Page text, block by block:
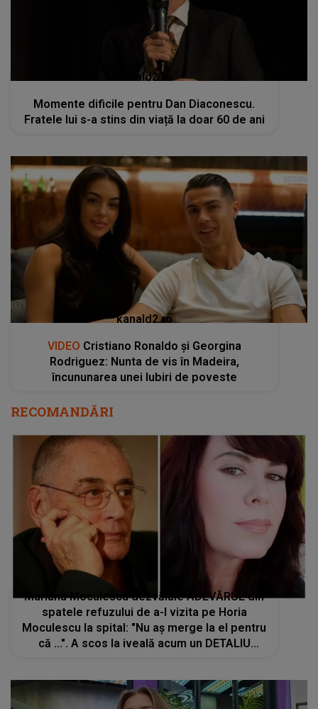
kanald2.ro
Momente dificile pentru Dan Diaconescu.
Fratele lui s-a stins din viață la doar 60 de ani
kanald2.ro
VIDEO Cristiano Ronaldo și Georgina
Rodriguez: Nunta de vis în Madeira,
încununarea unei Iubiri de poveste
RECOMANDĂRI
Mariana Moculescu dezvăluie ADEVĂRUL din
spatele refuzului de a-l vizita pe Horia
Moculescu la spital: "Nu aș merge la el pentru
că ...". A scos la iveală acum un DETALIU